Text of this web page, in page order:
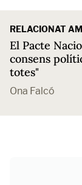
RELACIONAT
El Pacte
consens
totes"
Ona Falcó